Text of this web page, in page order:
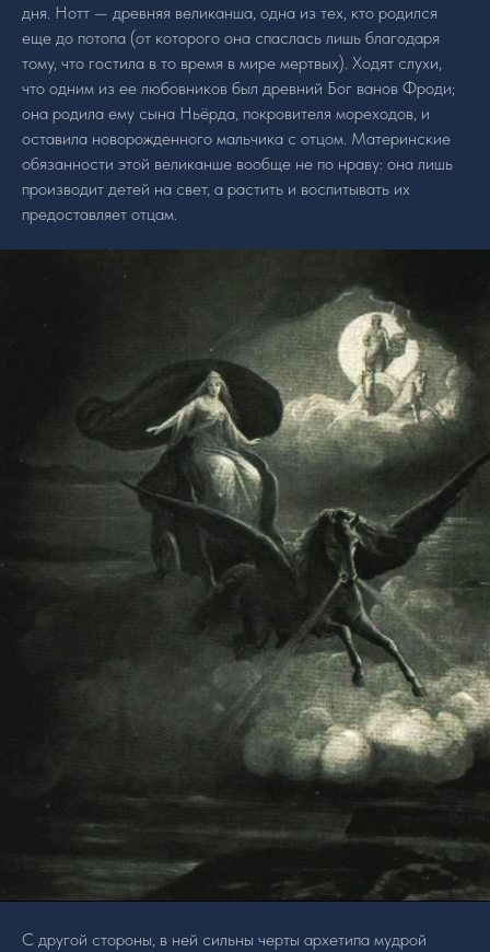
дня. Нотт — древняя великанша, одна из тех, кто родился
еще до потопа (от которого она спаслась лишь благодаря
тому, что гостила в то время в мире мертвых). Ходят слухи,
что одним из ее любовников был древний Бог ванов Фроди;
она родила ему сына Ньёрда, покровителя мореходов, и
оставила новорожденного мальчика с отцом. Материнские
обязанности этой великанше вообще не по нраву: она лишь
производит детей на свет, а растить и воспитывать их
предоставляет отцам.
С другой стороны, в ней сильны черты архетипа мудрой